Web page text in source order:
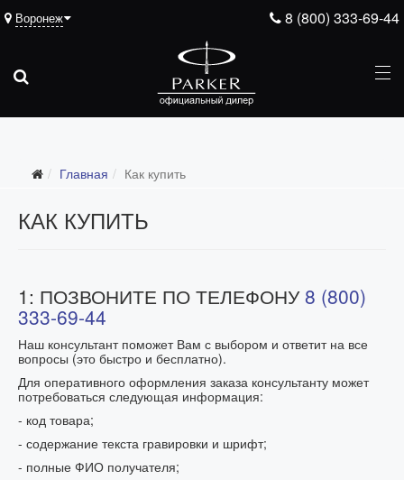
8 (800) 333-69-44
Воронеж
Главная Как купить
КАК КУПИТЬ
1: ПОЗВОНИТЕ ПО ТЕЛЕФОНУ8 (800)
333-69-44
Наш консультант поможет Вам с выбором и ответит на все
вопросы (это быстро и бесплатно).
Для оперативного оформления заказа консультанту может
потребоваться следующая информация:
- код товара;
- содержание текста гравировки и шрифт;
- полные ФИО получателя;